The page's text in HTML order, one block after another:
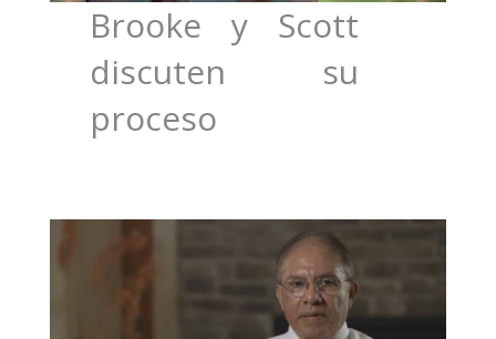
Brooke y Scott
discuten su
proceso